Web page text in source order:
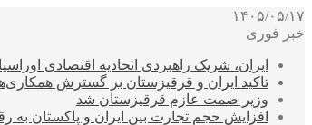
۱۴۰۵/۰۵/۱۷
خبر فوری
ایران، شریک راهبردی اتحادیه اقتصادی
تاکید ایران و قرقیزستان بر گسترش
وزیر صمت عازم قرقیزستان شد
افزایش حجم تجارت بین ایران و پاکستان به رقم ۱۰ میلیارد